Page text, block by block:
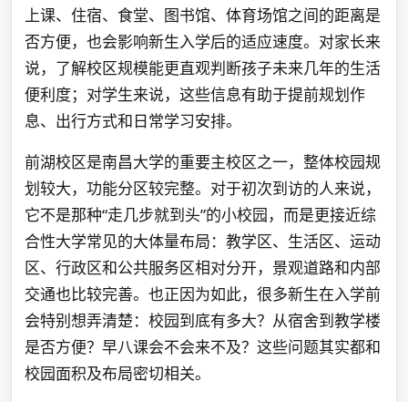
上课、住宿、食堂、图书馆、体育场馆之间的距离是
否方便，也会影响新生入学后的适应速度。对家长来
说，了解校区规模能更直观判断孩子未来几年的生活
便利度；对学生来说，这些信息有助于提前规划作
息、出行方式和日常学习安排。
前湖校区是南昌大学的重要主校区之一，整体校园规
划较大，功能分区较完整。对于初次到访的人来说，
它不是那种“走几步就到头”的小校园，而是更接近综
合性大学常见的大体量布局：教学区、生活区、运动
区、行政区和公共服务区相对分开，景观道路和内部
交通也比较完善。也正因为如此，很多新生在入学前
会特别想弄清楚：校园到底有多大？从宿舍到教学楼
是否方便？早八课会不会来不及？这些问题其实都和
校园面积及布局密切相关。